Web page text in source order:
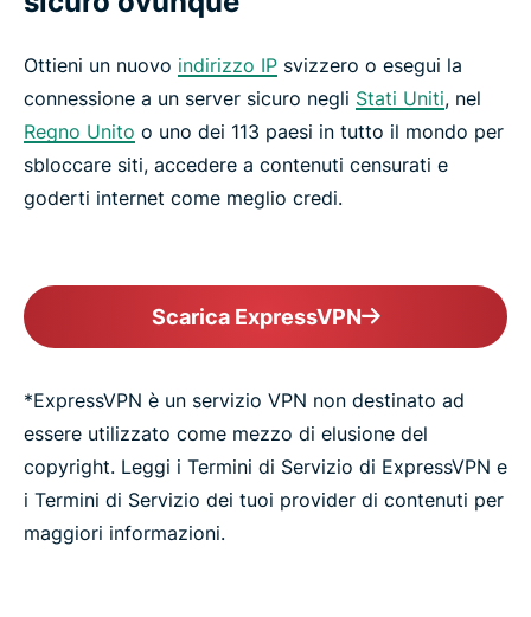
Ottieni un nuovo indirizzo IP svizzero o esegui la
connessione a un server sicuro negli Stati Uniti, nel
Regno Unito o uno dei 113 paesi in tutto il mondo per
sbloccare siti, accedere a contenuti censurati e
goderti internet come meglio credi.
Scarica ExpressVPN
*ExpressVPN è un servizio VPN non destinato ad
essere utilizzato come mezzo di elusione del
copyright. Leggi i Termini di Servizio di ExpressVPN e
i Termini di Servizio dei tuoi provider di contenuti per
maggiori informazioni.